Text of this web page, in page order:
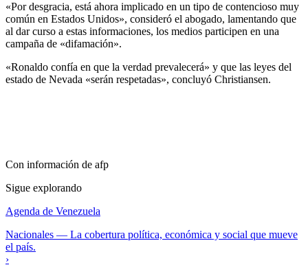
«Por desgracia, está ahora implicado en un tipo de contencioso muy
común en Estados Unidos», consideró el abogado, lamentando que
al dar curso a estas informaciones, los medios participen en una
campaña de «difamación».
«Ronaldo confía en que la verdad prevalecerá» y que las leyes del
estado de Nevada «serán respetadas», concluyó Christiansen.
Con información de afp
Sigue explorando
Agenda de Venezuela
Nacionales — La cobertura política, económica y social que mueve
el país.
›